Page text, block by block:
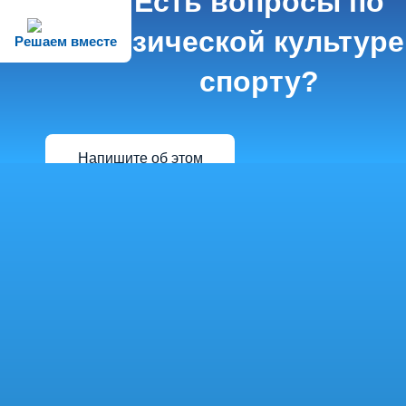
Решаем вместефизической
спорту?
Напишите об этом